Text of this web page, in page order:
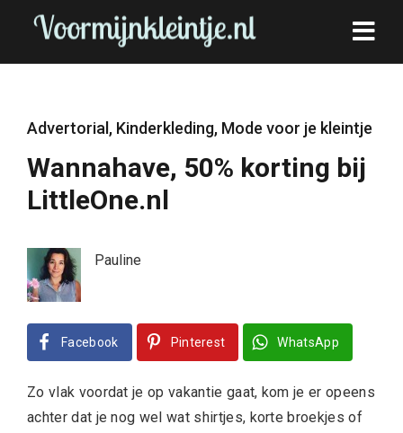
Advertorial , Kinderkleding, Mode voor je kleintje
Wannahave, 50% korting bij
LittleOne.nl
Pauline
Facebook Pinterest WhatsApp
Zo vlak voordat je op vakantie gaat, kom je er opeens
achter dat je nog wel wat shirtjes, korte broekjes of